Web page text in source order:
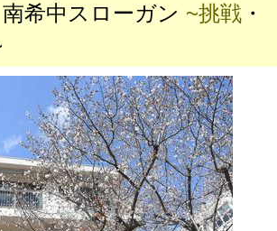
ローガン ~挑戦 ・